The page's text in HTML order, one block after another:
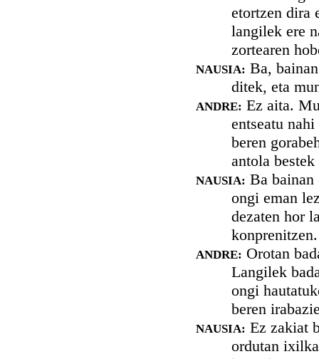
etortzen dira
langilek ere
zortearen
NAUSIA: Ba,
ditek, eta
ANDRE: Ez aita.
entseatu
beren
antola
NAUSIA: Ba bainan
ongi eman
dezaten hor
konprenitzen.
ANDRE: Orotan
Langilek
ongi
beren
NAUSIA: Ez zakiat
ordutan